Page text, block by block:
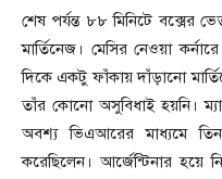
শেষ পর্যন্ত ৮৮ মিনিটে বক্সের
মার্তিনেজ। মেসির নেওয়া
দিকে একটু ফাঁকায় দাঁড়ানো
তাঁর কোনো অসুবিধাই হয়নি।
অবশ্য ভিএআরের মাধ্যমে
করেছিলেন। আর্জেন্টিনার হয়ে